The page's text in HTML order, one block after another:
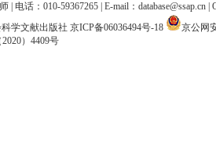
| 电话：010-59367265 | E-mail：database@ssap.cn
学文献出版社 京ICP备06036494号-18
京公网
）4409号